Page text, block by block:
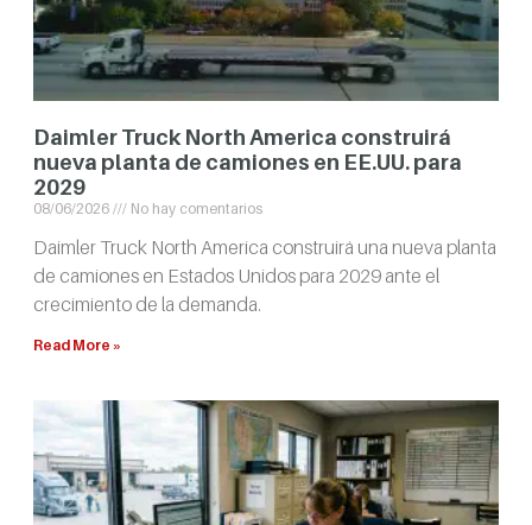
Daimler Truck North America construirá
nueva planta de camiones en EE.UU. para
2029
08/06/2026 No hay comentarios
Daimler Truck North America construirá una nueva planta
de camiones en Estados Unidos para 2029 ante el
crecimiento de la demanda.
Read More »